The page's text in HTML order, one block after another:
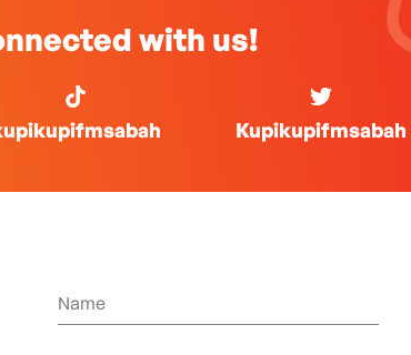
with us!
Kupikupifmsabah